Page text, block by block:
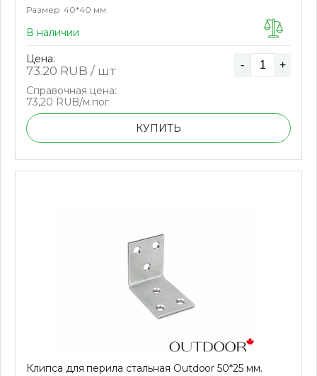
Размер 40*40 мм
В наличии
Цена:
73.20 RUB / шт - +
Справочная цена:
73,20 RUB/м.пог
КУПИТЬ
Клипса для перила стальная Outdoor 50*25 мм.